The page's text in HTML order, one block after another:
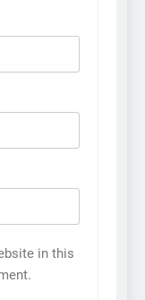
in this